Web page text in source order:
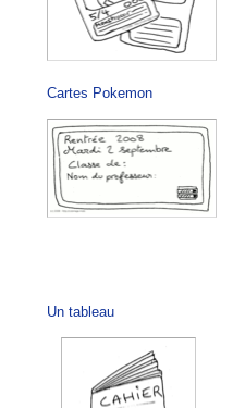
Cartes Pokemon
Un tableau